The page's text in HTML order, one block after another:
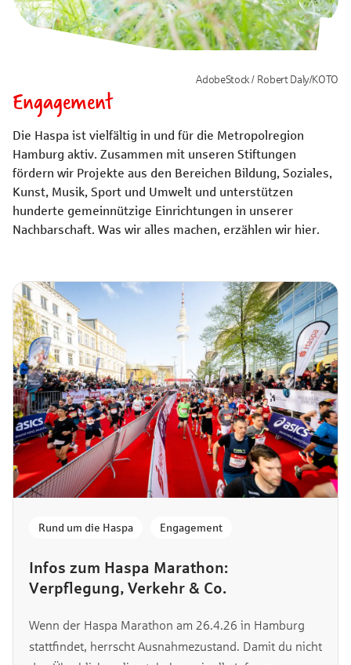
Engagement
Die Haspa ist vielfältig in und für die Metropolregion
Hamburg aktiv. Zusammen mit unseren Stiftungen
fördern wir Projekte aus den Bereichen Bildung, Soziales,
Kunst, Musik, Sport und Umwelt und unterstützen
hunderte gemeinnützige Einrichtungen in unserer
Nachbarschaft. Was wir alles machen, erzählen wir hier.
AdobeStock / Robert Daly/KOTO
Infos zum Haspa Marathon:
Verpflegung, Verkehr & Co.
Rund um die Haspa Engagement
Wenn der Haspa Marathon am 26.4.26 in Hamburg
stattfindet, herrscht Ausnahmezustand. Damit du nicht